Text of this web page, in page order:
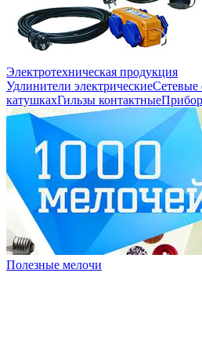
Электротехническая продукция
Удлинители электрическиеСетевые
катушкахГильзы контактные
Полезные мелочи